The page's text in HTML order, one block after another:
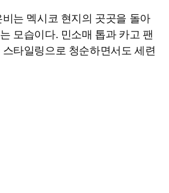
는 멕시코 현지의 곳곳을 돌아
모습이다. 민소매 톱과 카고 팬
타일링으로 청순하면서도 세련